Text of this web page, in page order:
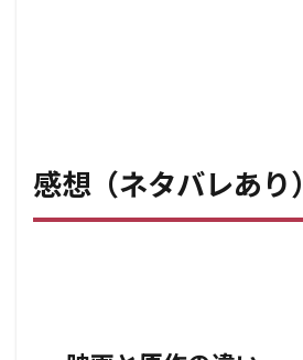
感想（ネタバレあり）